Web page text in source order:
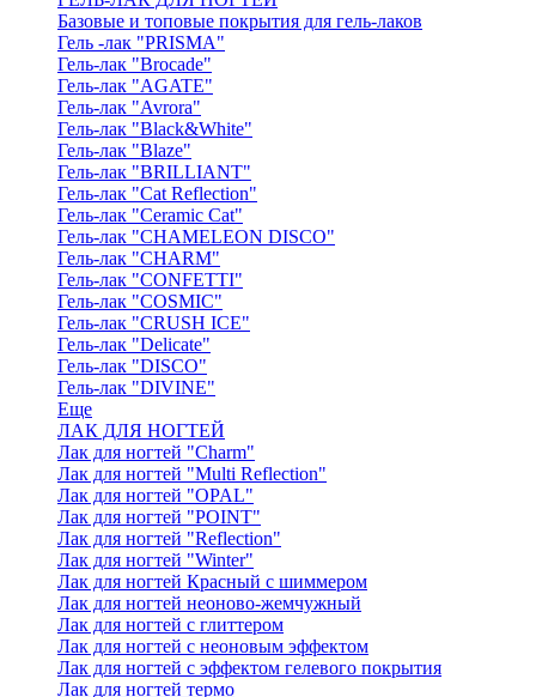
Базовые и топовые покрытия для гель-лаков
Гель -лак "PRISMA"
Гель-лак "Brocade"
Гель-лак "AGATE"
Гель-лак "Avrora"
Гель-лак "Black&White"
Гель-лак "Blaze"
Гель-лак "BRILLIANT"
Гель-лак "Cat Reflection"
Гель-лак "Ceramic Cat"
Гель-лак "CHAMELEON DISCO"
Гель-лак "CHARM"
Гель-лак "CONFETTI"
Гель-лак "COSMIC"
Гель-лак "CRUSH ICE"
Гель-лак "Delicate"
Гель-лак "DISCO"
Гель-лак "DIVINE"
Еще
ЛАК ДЛЯ НОГТЕЙ
Лак для ногтей "Charm"
Лак для ногтей "Multi Reflection"
Лак для ногтей "OPAL"
Лак для ногтей "POINT"
Лак для ногтей "Reflection"
Лак для ногтей "Winter"
Лак для ногтей Красный с шиммером
Лак для ногтей неоново-жемчужный
Лак для ногтей с глиттером
Лак для ногтей с неоновым эффектом
Лак для ногтей с эффектом гелевого покрытия
Лак для ногтей термо